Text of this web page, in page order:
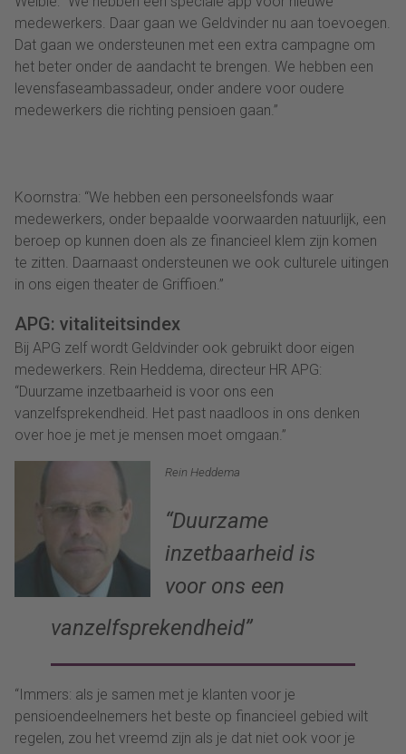
medewerkers. Daar gaan we Geldvinder nu aan toevoegen.
Dat gaan we ondersteunen met een extra campagne om
het beter onder de aandacht te brengen. We hebben een
levensfaseambassadeur, onder andere voor oudere
medewerkers die richting pensioen gaan.”
Koornstra: “We hebben een personeelsfonds waar
medewerkers, onder bepaalde voorwaarden natuurlijk, een
beroep op kunnen doen als ze financieel klem zijn komen
te zitten. Daarnaast ondersteunen we ook culturele uitingen
in ons eigen theater de Griffioen.”
APG: vitaliteitsindex
Bij APG zelfwordt Geldvinder ook gebruikt door eigen
medewerkers. Rein Heddema, directeur HR APG:
“Duurzame inzetbaarheid is voor ons een
vanzelfsprekendheid. Het past naadloos in ons denken
over hoe je met je mensen moet omgaan.”
Rein Heddema
“Duurzame
inzetbaarheid is
voor ons een
vanzelfsprekendheid”
“Immers: als je samen met je klanten voor je
pensioendeelnemers het beste op financieel gebied wilt
regelen, zou het vreemd zijn als je dat niet ook voor je